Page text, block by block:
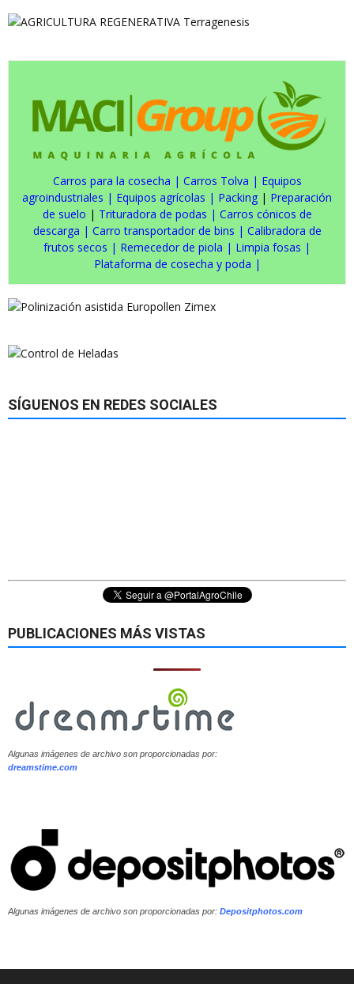
Carros para la cosecha | Carros Tolva | Equipos
agroindustriales | Equipos agrícolas | Packing | Preparación
de suelo | Trituradora de podas | Carros cónicos de
descarga | Carro transportador de bins | Calibradora de
frutos secos | Remecedor de piola | Limpia fosas |
Plataforma de cosecha y poda |
SÍGUENOS EN REDES SOCIALES
PUBLICACIONES MÁS VISTAS
Algunas imágenes de archivo son proporcionadas por:
dreamstime.com
Algunas imágenes de archivo son proporcionadas por: Depositphotos.com